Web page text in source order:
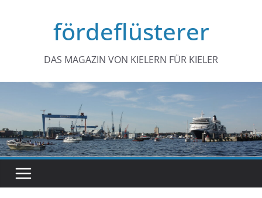
fördeflüsterer
DAS MAGAZIN VON KIELERN FÜR KIELER